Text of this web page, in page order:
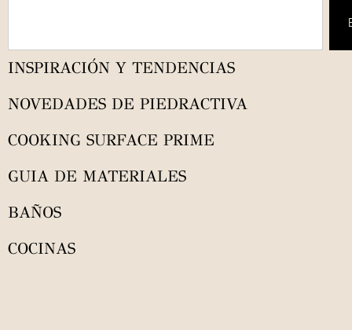
INSPIRACIÓN Y TENDENCIAS
NOVEDADES DE PIEDRACTIVA
COOKING SURFACE PRIME
GUIA DE MATERIALES
BAÑOS
COCINAS